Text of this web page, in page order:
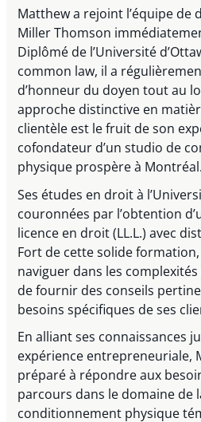
Matthew a rejoint l’équipe de
Miller Thomson
Diplômé de l’Université
common law, il a
d’honneur du doyen tout au
approche distinctive en
clientèle est le fruit de son
cofondateur d’un studio de
physique prospère à Montréal.
Ses études en droit à
couronnées par l’obtention
licence en droit (LL.L.) avec
Fort de cette solide
naviguer dans les
de fournir des conseils
besoins spécifiques de ses
En alliant ses connaissances
expérience entrepreneuriale,
préparé à répondre aux
parcours dans le domaine de
conditionnement physique